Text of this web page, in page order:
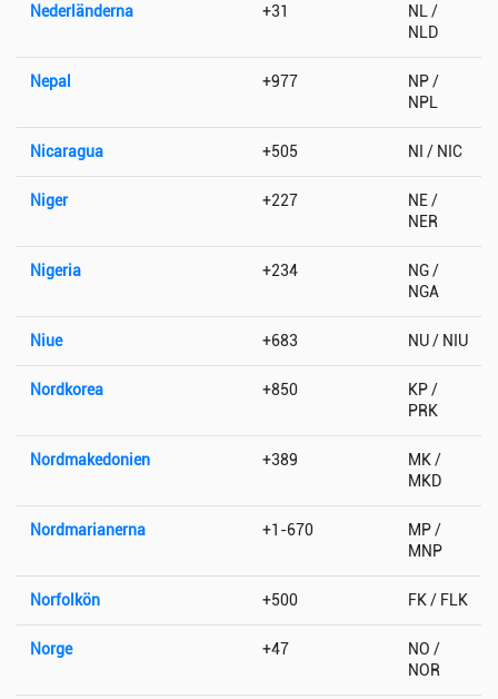
Nederländerna +31
NL /
NLD
Nepal +977
NP /
NPL
Nicaragua +505 NI / NIC
Niger +227
NE /
NER
Nigeria +234
NG /
NGA
Niue +683 NU / NIU
Nordkorea +850
KP /
PRK
Nordmakedonien +389
MK /
MKD
Nordmarianerna +1-670
MP /
MNP
Norfolkön +500 FK / FLK
Norge +47
NO /
NOR